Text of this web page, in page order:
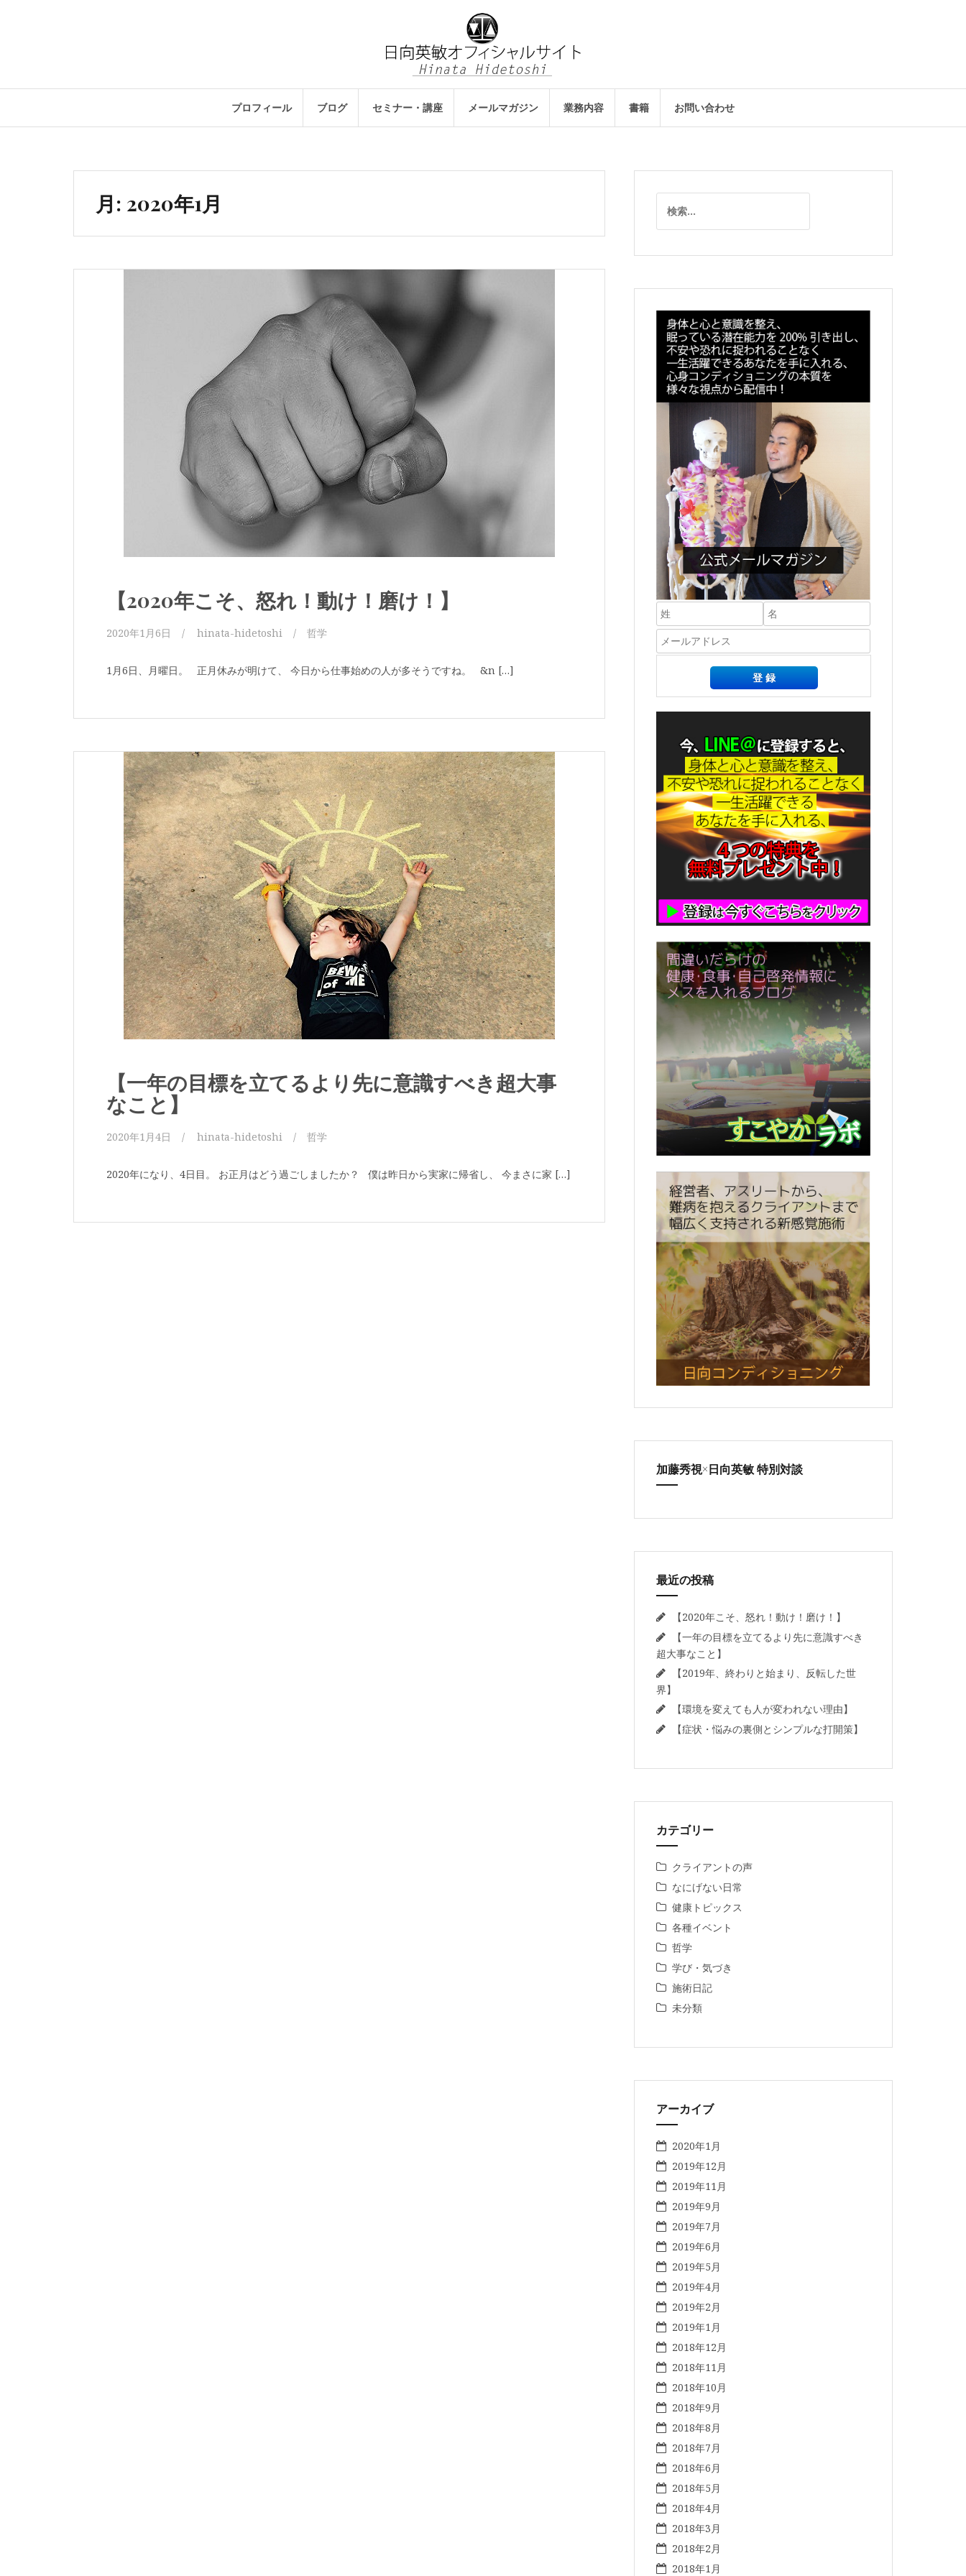
へ
プロフィール ブログ セミナー・講座 メールマガジン 業務内容 書籍 お問い合わせ
月: 2020年1月
【2020年こそ、怒れ！動け！磨け！】
2020年1月6日 hinata-hidetoshi 哲学
1月6日、月曜日。 正月休みが明けて、 今日から仕事始めの人が多そうですね。 &n […]
【一年の目標を立てるより先に意識すべき超大事
なこと】
2020年1月4日 hinata-hidetoshi 哲学
2020年になり、4日目。 お正月はどう過ごしましたか？ 僕は昨日から実家に帰省し、 今まさに家 […]
索:
加藤秀視×日向英敏 特別対談
最近の投稿
【2020年こそ、怒れ！動け！磨け！】
【一年の目標を立てるより先に意識すべき
超大事なこと】
【2019年、終わりと始まり、反転した世
界】
【環境を変えても人が変われない理由】
【症状・悩みの裏側とシンプルな打開策】
カテゴリー
クライアントの声
なにげない日常
健康トピックス
各種イベント
哲学
学び・気づき
施術日記
未分類
アーカイブ
2020年1月
2019年12月
2019年11月
2019年9月
2019年7月
2019年6月
2019年5月
2019年4月
2019年2月
2019年1月
2018年12月
2018年11月
2018年10月
2018年9月
2018年8月
2018年7月
2018年6月
2018年5月
2018年4月
2018年3月
2018年2月
2018年1月